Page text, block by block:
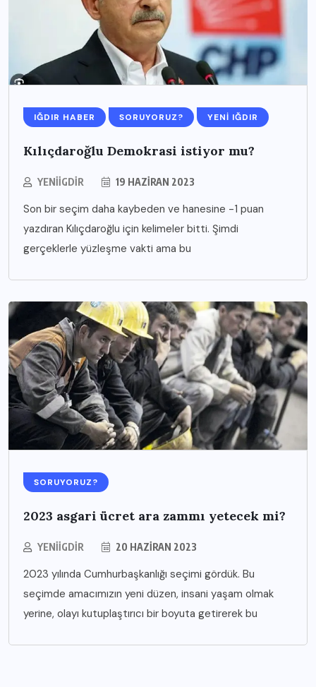
IĞDIR HABER SORUYORUZ? YENI IĞDIR
Kılıçdaroğlu Demokrasi istiyor mu?
YENIIGDIR 19 HAZIRAN 2023
Son bir seçim daha kaybeden ve hanesine -1 puan
yazdıran Kılıçdaroğlu için kelimeler bitti. Şimdi
gerçeklerle yüzleşme vakti ama bu
SORUYORUZ?
2023 asgari ücret ara zammı yetecek mi?
YENIIGDIR 20 HAZIRAN 2023
2023 yılında Cumhurbaşkanlığı seçimi gördük. Bu
seçimde amacımızın yeni düzen, insani yaşam olmak
yerine, olayı kutuplaştırıcı bir boyuta getirerek bu